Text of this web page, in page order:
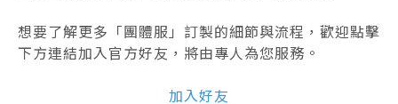
想要了解更多「團體服」訂製的細節與流程，歡迎點擊
下方連結加入官方好友，將由專人為您服務。
加入好友